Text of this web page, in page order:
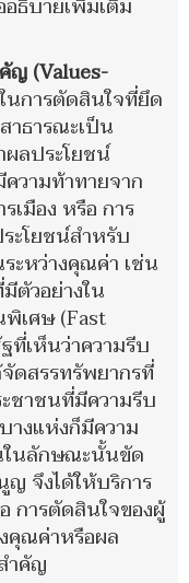
ธิบายเพิ่มเติม
ญ(Values-
นการตัดสินใจที่ยึด
าธารณะเป็น
ผลประโยชน์
วามท้าทายจาก
เมือง หรือการ
ะโยชน์สำหรับ
ะหว่างคุณค่า เช่น
ตัวอย่างใน
พิเศษ(Fast
ที่เห็นว่าความรีบ
ดสรรทรัพยากรที่
ชาชนที่มีความรีบ
างแห่งก็มีความ
ในลักษณะนั้นขัด
จึงได้ให้บริการ
การตัดสินใจของผู้
คุณค่าหรือผล
ำคัญ